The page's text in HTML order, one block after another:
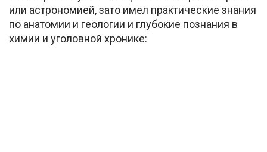
или астрономией, зато имел практические знания
по анатомии и геологии и глубокие познания в
химии и уголовной хронике: